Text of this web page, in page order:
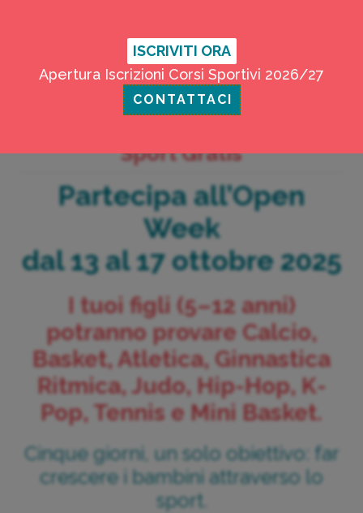
Sport Gratis
Partecipa all’Open
Week
dal 13 al 17 ottobre 2025
I tuoi figli (5–12 anni)
potranno provare Calcio,
Basket, Atletica, Ginnastica
Ritmica, Judo, Hip-Hop, K-
Pop, Tennis e Mini Basket.
Cinque giorni, un solo obiettivo: far
crescere i bambini attraverso lo
sport.
ISCRIVITI ORA
Apertura Iscrizioni Corsi Sportivi 2026/27
CONTATTACI